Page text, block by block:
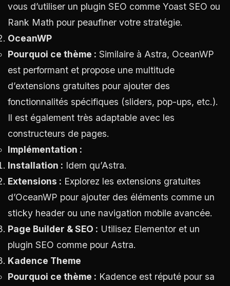
vous d’utiliser un plugin SEO comme Yoast SEO ou
Rank Math pour peaufiner votre stratégie.
OceanWP
Pourquoi ce thème : Similaire à Astra, OceanWP
est performant et propose une multitude
d’extensions gratuites pour ajouter des
fonctionnalités spécifiques (sliders, pop-ups, etc.).
Il est également très adaptable avec les
constructeurs de pages.
Implémentation :
Installation : Idem qu’Astra.
Extensions : Explorez les extensions gratuites
d’OceanWP pour ajouter des éléments comme un
sticky header ou une navigation mobile avancée.
Page Builder & SEO : Utilisez Elementor et un
plugin SEO comme pour Astra.
Kadence Theme
Pourquoi ce thème : Kadence est réputé pour sa